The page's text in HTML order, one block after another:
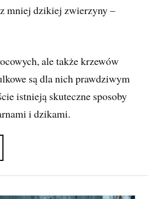
mniej dzikiej zwierzyny –
ale także krzewów
są dla nich prawdziwym
istnieją skuteczne sposoby
i dzikami.